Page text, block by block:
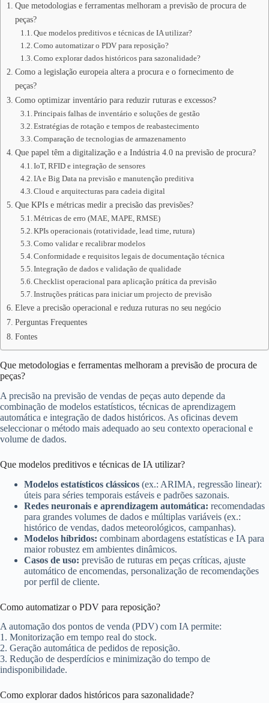
Que metodologias e ferramentas melhoram a previsão de procura de
peças?
Que modelos preditivos e técnicas de IA utilizar?
Como automatizar o PDV para reposição?
Como explorar dados históricos para sazonalidade?
Como a legislação europeia altera a procura e o fornecimento de
peças?
Como optimizar inventário para reduzir ruturas e excessos?
Principais falhas de inventário e soluções de gestão
Estratégias de rotação e tempos de reabastecimento
Comparação de tecnologias de armazenamento
Que papel têm a digitalização e a Indústria 4.0 na previsão de procura?
IoT, RFID e integração de sensores
IA e Big Data na previsão e manutenção preditiva
Cloud e arquitecturas para cadeia digital
Que KPIs e métricas medir a precisão das previsões?
Métricas de erro (MAE, MAPE, RMSE)
KPIs operacionais (rotatividade, lead time, rutura)
Como validar e recalibrar modelos
Conformidade e requisitos legais de documentação técnica
Integração de dados e validação de qualidade
Checklist operacional para aplicação prática da previsão
Instruções práticas para iniciar um projecto de previsão
Eleve a precisão operacional e reduza ruturas no seu negócio
Perguntas Frequentes
Fontes
Que metodologias e ferramentas melhoram a previsão de procura de
peças?
A precisão na previsão de vendas de peças auto depende da
combinação de modelos estatísticos, técnicas de aprendizagem
automática e integração de dados históricos. As oficinas devem
seleccionar o método mais adequado ao seu contexto operacional e
volume de dados.
Que modelos preditivos e técnicas de IA utilizar?
Modelos estatísticos clássicos (ex.: ARIMA, regressão linear):
úteis para séries temporais estáveis e padrões sazonais.
Redes neuronais e aprendizagem automática: recomendadas
para grandes volumes de dados e múltiplas variáveis (ex.:
histórico de vendas, dados meteorológicos, campanhas).
Modelos híbridos: combinam abordagens estatísticas e IA para
maior robustez em ambientes dinâmicos.
Casos de uso: previsão de ruturas em peças críticas, ajuste
automático de encomendas, personalização de recomendações
por perfil de cliente.
Como automatizar o PDV para reposição?
A automação dos pontos de venda (PDV) com IA permite:
1. Monitorização em tempo real do stock.
2. Geração automática de pedidos de reposição.
3. Redução de desperdícios e minimização do tempo de
indisponibilidade.
Como explorar dados históricos para sazonalidade?